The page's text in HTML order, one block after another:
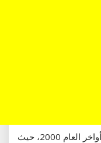
و يعود تاريخ إنتاج هاتف نوكيا 3310 إلى أواخر العام 2000، حيث